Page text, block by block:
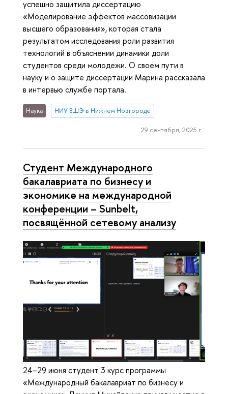
успешно защитила диссертацию
«Моделирование эффектов массовизации
высшего образования», которая стала
результатом исследования роли развития
технологий в объяснении динамики доли
студентов среди молодежи. О своем пути в
науку и о защите диссертации Марина рассказала
в интервью службе портала.
Наука НИУ ВШЭ в Нижнем Новгороде
29 сентября, 2025 г.
Студент Международного
бакалавриата по бизнесу и
экономике на международной
конференции – Sunbelt,
посвящённой сетевому анализу
24–29 июня студент 3 курс программы
«Международный бакалавриат по бизнесу и